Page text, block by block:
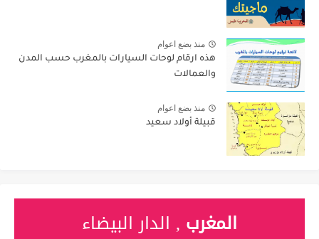
منذ بضع اعوام
هذه ارقام لوحات السيارات بالمغرب حسب المدن
والعمالات
منذ بضع اعوام
قبيلة أولاد سعيد